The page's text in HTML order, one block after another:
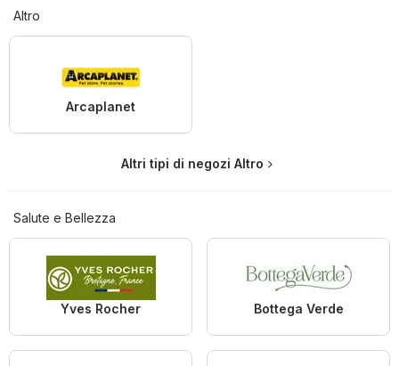
Altro
Arcaplanet
Altri tipi di negozi Altro
Salute e Bellezza
Yves Rocher Bottega Verde